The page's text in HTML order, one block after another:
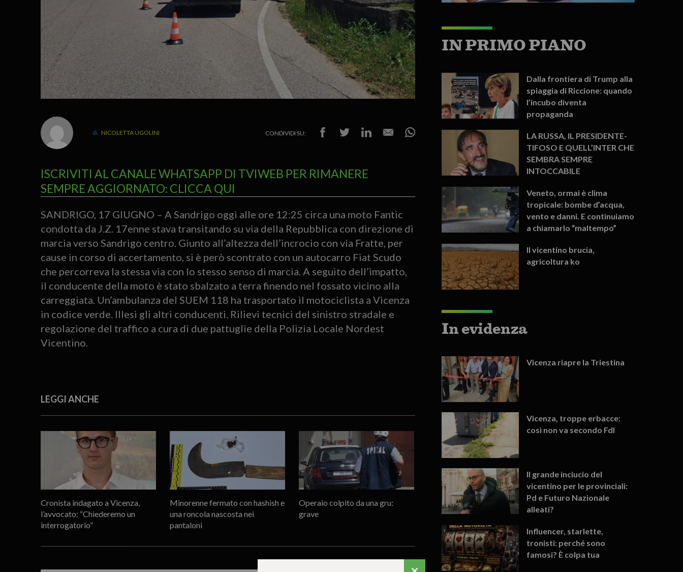
NICOLETTA UGOLINI CONDIVIDI SU:
ISCRIVITI AL CANALE WHATSAPP DI TVIWEB PER RIMANERE
SEMPRE AGGIORNATO: CLICCA QUI
SANDRIGO, 17 GIUGNO – A Sandrigo oggi alle ore 12:25 circa una moto Fantic
condotta da J.Z. 17enne stava transitando su via della Repubblica con direzione di
marcia verso Sandrigo centro. Giunto all’altezza dell’incrocio con via Fratte, per
cause in corso di accertamento, si è però scontrato con un autocarro Fiat Scudo
che percorreva la stessa via con lo stesso senso di marcia. A seguito dell’impatto,
il conducente della moto è stato sbalzato a terra finendo nel fossato vicino alla
carreggiata. Un’ambulanza del SUEM 118 ha trasportato il motociclista a Vicenza
in codice verde. Illesi gli altri conducenti. Rilievi tecnici del sinistro stradale e
regolazione del traffico a cura di due pattuglie della Polizia Locale Nordest
Vicentino.
LEGGI ANCHE
Cronista indagato a Vicenza,
l’avvocato: “Chiederemo un
interrogatorio”
Minorenne fermato con hashish e
una roncola nascosta nei
pantaloni
Operaio colpito da una gru:
grave
IN PRIMO PIANO
Dalla frontiera di Trump alla
spiaggia di Riccione: quando
l’incubo diventa
propaganda
LA RUSSA, IL PRESIDENTE-
TIFOSO E QUELL’INTER CHE
SEMBRA SEMPRE
INTOCCABILE
Veneto, ormai è clima
tropicale: bombe d’acqua,
vento e danni. E continuiamo
a chiamarlo “maltempo”
Il vicentino brucia,
agricoltura ko
In evidenza
Vicenza riapre la Triestina
Vicenza, troppe erbacce:
così non va secondo FdI
Il grande inciucio del
vicentino per le provinciali:
Pd e Futuro Nazionale
alleati?
Influencer, starlette,
tronisti: perché sono
famosi? È colpa tua